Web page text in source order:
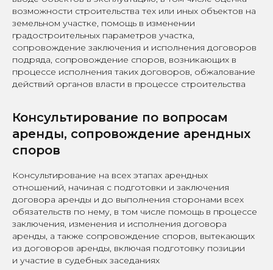
возможности строительства тех или иных объектов на
земельном участке, помощь в изменении
градостроительных параметров участка,
сопровождение заключения и исполнения договоров
подряда, сопровождение споров, возникающих в
процессе исполнения таких договоров, обжалование
действий органов власти в процессе строительства
Консультирование по вопросам
аренды, сопровождение арендных
споров
Консультирование на всех этапах арендных
отношений, начиная с подготовки и заключения
договора аренды и до выполнения сторонами всех
обязательств по нему, в том числе помощь в процессе
заключения, изменения и исполнения договора
аренды, а также сопровождение споров, вытекающих
из договоров аренды, включая подготовку позиции
и участие в судебных заседаниях